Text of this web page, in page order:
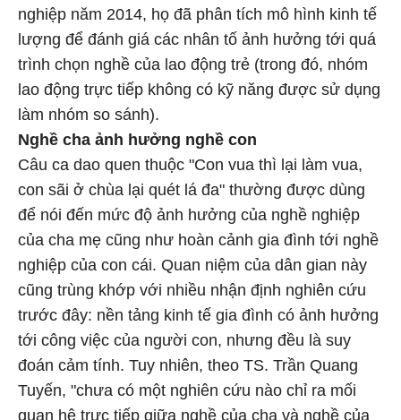
nghiệp năm 2014, họ đã phân tích mô hình kinh tế
lượng để đánh giá các nhân tố ảnh hưởng tới quá
trình chọn nghề của lao động trẻ (trong đó, nhóm
lao động trực tiếp không có kỹ năng được sử dụng
làm nhóm so sánh).
Nghề cha ảnh hưởng nghề con
Câu ca dao quen thuộc "Con vua thì lại làm vua,
con sãi ở chùa lại quét lá đa" thường được dùng
để nói đến mức độ ảnh hưởng của nghề nghiệp
của cha mẹ cũng như hoàn cảnh gia đình tới nghề
nghiệp của con cái. Quan niệm của dân gian này
cũng trùng khớp với nhiều nhận định nghiên cứu
trước đây: nền tảng kinh tế gia đình có ảnh hưởng
tới công việc của người con, nhưng đều là suy
đoán cảm tính. Tuy nhiên, theo TS. Trần Quang
Tuyến, "chưa có một nghiên cứu nào chỉ ra mối
quan hệ trực tiếp giữa nghề của cha và nghề của